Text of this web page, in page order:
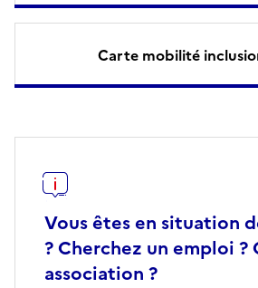
Carte mobilité
Vous êtes en situation
? Cherchez un emploi ?
association ?